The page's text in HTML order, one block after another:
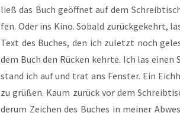
ließ das Buch geöff­net auf dem
fen. Oder ins Kino. Sobald zurück­ge­kehrt,
Text des Buches, den ich zuletzt noch
dem Buch den Rücken kehr­te. Ich las
stand ich auf und trat ans Fens­ter. Ein
zu grü­ßen. Kaum zurück vor dem
der­um Zei­chen des Buches in mei­ner